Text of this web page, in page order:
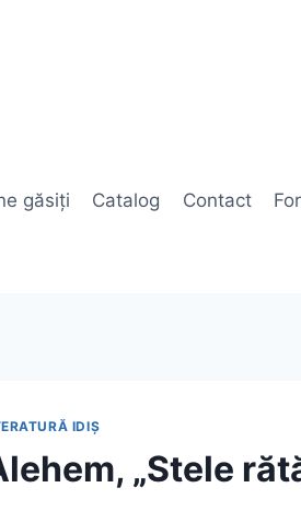
găsiți Catalog Contact
IDIȘ
„Stele